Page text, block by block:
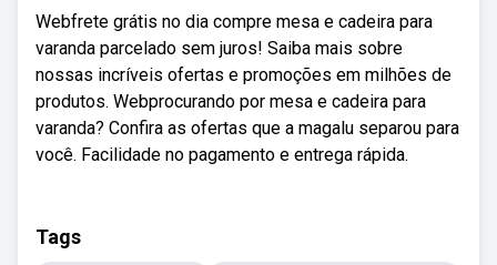
Webfrete grátis no dia compre mesa e cadeira para
varanda parcelado sem juros! Saiba mais sobre
nossas incríveis ofertas e promoções em milhões de
produtos. Webprocurando por mesa e cadeira para
varanda? Confira as ofertas que a magalu separou para
você. Facilidade no pagamento e entrega rápida.
Tags